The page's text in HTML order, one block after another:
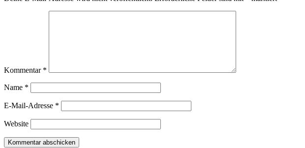
Kommentar *
Name *
E-Mail-Adresse *
Website